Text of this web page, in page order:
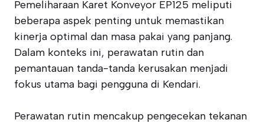
Pemeliharaan Karet Konveyor EP125 meliputi
beberapa aspek penting untuk memastikan
kinerja optimal dan masa pakai yang panjang.
Dalam konteks ini, perawatan rutin dan
pemantauan tanda-tanda kerusakan menjadi
fokus utama bagi pengguna di Kendari.
Perawatan rutin mencakup pengecekan tekanan